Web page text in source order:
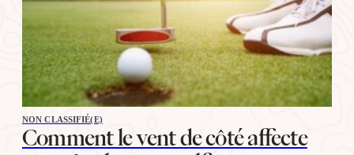
NON CLASSIFIÉ(E)
Comment le vent de côté affecte